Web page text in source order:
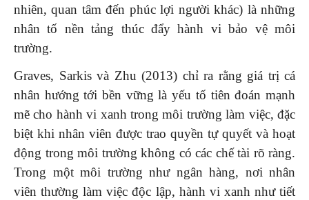
nhiên, quan tâm đến phúc lợi người khác) là những
nhân tố nền tảng thúc đẩy hành vi bảo vệ môi
trường.
Graves, Sarkis và Zhu (2013) chỉ ra rằng giá trị cá
nhân hướng tới bền vững là yếu tố tiên đoán mạnh
mẽ cho hành vi xanh trong môi trường làm việc, đặc
biệt khi nhân viên được trao quyền tự quyết và hoạt
động trong môi trường không có các chế tài rõ ràng.
Trong một môi trường như ngân hàng, nơi nhân
viên thường làm việc độc lập, hành vi xanh như tiết